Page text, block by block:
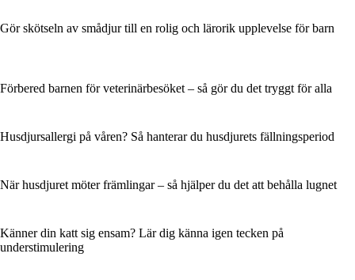
Gör skötseln av smådjur till en rolig och lärorik upplevelse för barn
Förbered barnen för veterinärbesöket – så gör du det tryggt för alla
Husdjursallergi på våren? Så hanterar du husdjurets fällningsperiod
När husdjuret möter främlingar – så hjälper du det att behålla lugnet
Känner din katt sig ensam? Lär dig känna igen tecken på
understimulering